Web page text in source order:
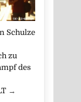
Schulze
zu
des
→